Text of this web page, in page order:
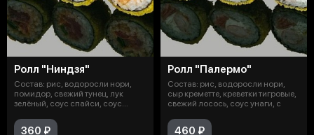
Ролл "Ниндзя"
Состав: рис, водоросли нори,
помидор, свежий тунец, лук
зелёный, соус спайси, соус
360 ₽
Ролл "Палермо"
Состав: рис, водоросли нори,
сыр креметте, креветки тигровые,
свежий лосось, соус унаги, с
460 ₽